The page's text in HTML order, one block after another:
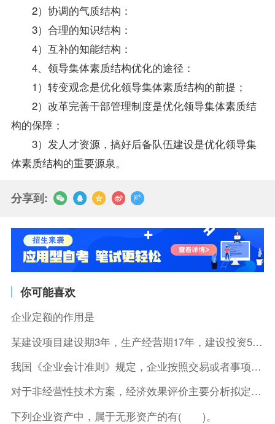
2）协调的气质结构：
3）合理的知识结构：
4）互补的知能结构：
4、领导集体素质结构优化的途径：
1）转变观念是优化领导集体素质结构的前提；
2）改革完善干部管理制度是优化领导集体素质结
构的保障；
3）发人才资源，搞好后备队伍建设是优化领导集
体素质结构的重要源泉。
分享到:
你可能喜欢
企业定额的作用是
某建设项目建设期3年，生产经营期17年，建设投资5500万元
我国《企业会计准则》规定，企业按照交易或者事项的经济特征确定
对于非经营性技术方案，经济效果评价主要分析拟定方案的( )。
下列企业资产中，属于无形资产的有( )。